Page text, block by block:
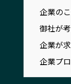
「人」
記事ライター
企業の
御社が
企業が
企業プ